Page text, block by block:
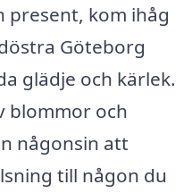
present, kom ihåg
Göteborg
glädje och kärlek.
blommor och
någonsin att
till någon du